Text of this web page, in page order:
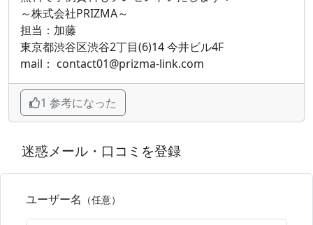
～株式会社PRIZMA～
担当：加藤
東京都渋谷区渋谷2丁目(6)14 今井ビル4F
mail： contact01@prizma-link.com
1 参考になった
迷惑メール・口コミを登録
ユーザー名 （任意）